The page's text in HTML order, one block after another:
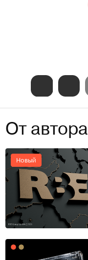
От автора
Новый